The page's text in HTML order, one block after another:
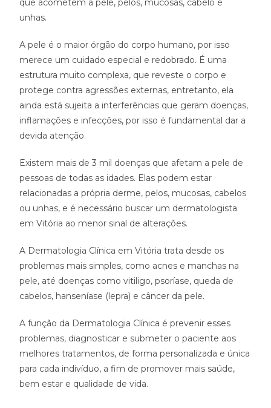
que acometem a pele, pelos, mucosas, cabelo e
unhas.
A pele é o maior órgão do corpo humano, por isso
merece um cuidado especial e redobrado. É uma
estrutura muito complexa, que reveste o corpo e
protege contra agressões externas, entretanto, ela
ainda está sujeita a interferências que geram doenças,
inflamações e infecções, por isso é fundamental dar a
devida atenção.
Existem mais de 3 mil doenças que afetam a pele de
pessoas de todas as idades. Elas podem estar
relacionadas a própria derme, pelos, mucosas, cabelos
ou unhas, e é necessário buscar um dermatologista
em Vitória ao menor sinal de alterações.
A Dermatologia Clínica em Vitória trata desde os
problemas mais simples, como acnes e manchas na
pele, até doenças como vitiligo, psoríase, queda de
cabelos, hanseníase (lepra) e câncer da pele.
A função da Dermatologia Clínica é prevenir esses
problemas, diagnosticar e submeter o paciente aos
melhores tratamentos, de forma personalizada e única
para cada indivíduo, a fim de promover mais saúde,
bem estar e qualidade de vida.